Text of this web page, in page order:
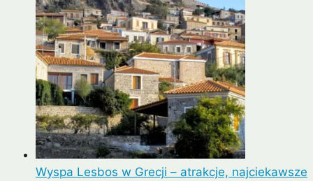
Wyspa Lesbos w Grecji – atrakcje, najciekawsze